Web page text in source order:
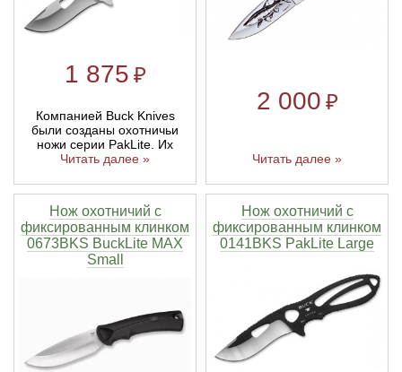
1 875 ₽
Компанией Buck Knives
были созданы охотничьи
ножи серии PakLite. Их
Читать далее »
2 000 ₽
Читать далее »
Нож охотничий с
фиксированным клинком
0673BKS BuckLite MAX
Small
Нож охотничий с
фиксированным клинком
0141BKS PakLite Large
Кликеры для лука
Киссеры для лука